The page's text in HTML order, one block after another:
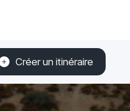
Créer un itinéraire